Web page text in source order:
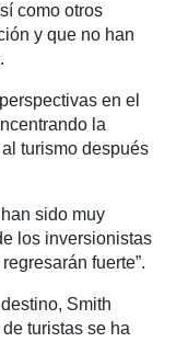
como otros
y que no han
en el
la
turismo después
sido muy
los inversionistas
fuerte”.
Smith
turistas se ha